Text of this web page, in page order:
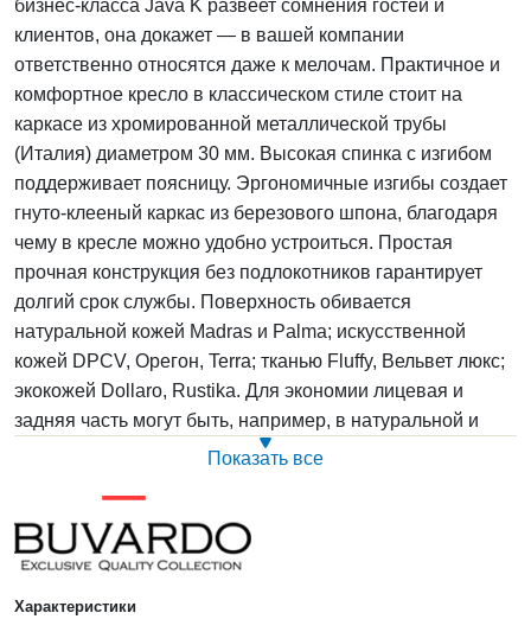
бизнес-класса Java K развеет сомнения гостей и
клиентов, она докажет — в вашей компании
ответственно относятся даже к мелочам. Практичное и
комфортное кресло в классическом стиле стоит на
каркасе из хромированной металлической трубы
(Италия) диаметром 30 мм. Высокая спинка с изгибом
поддерживает поясницу. Эргономичные изгибы создает
гнуто-клееный каркас из березового шпона, благодаря
чему в кресле можно удобно устроиться. Простая
прочная конструкция без подлокотников гарантирует
долгий срок службы. Поверхность обивается
натуральной кожей Mаdras и Palma; искусственной
кожей DPCV, Орегон, Terra; тканью Fluffy, Вельвет люкс;
экокожей Dollaro, Rustika. Для экономии лицевая и
задняя часть могут быть, например, в натуральной и
искусственной коже. Размеры Java K позволяют
кг. Гарантия: 1 год.
Показать все
Характеристики